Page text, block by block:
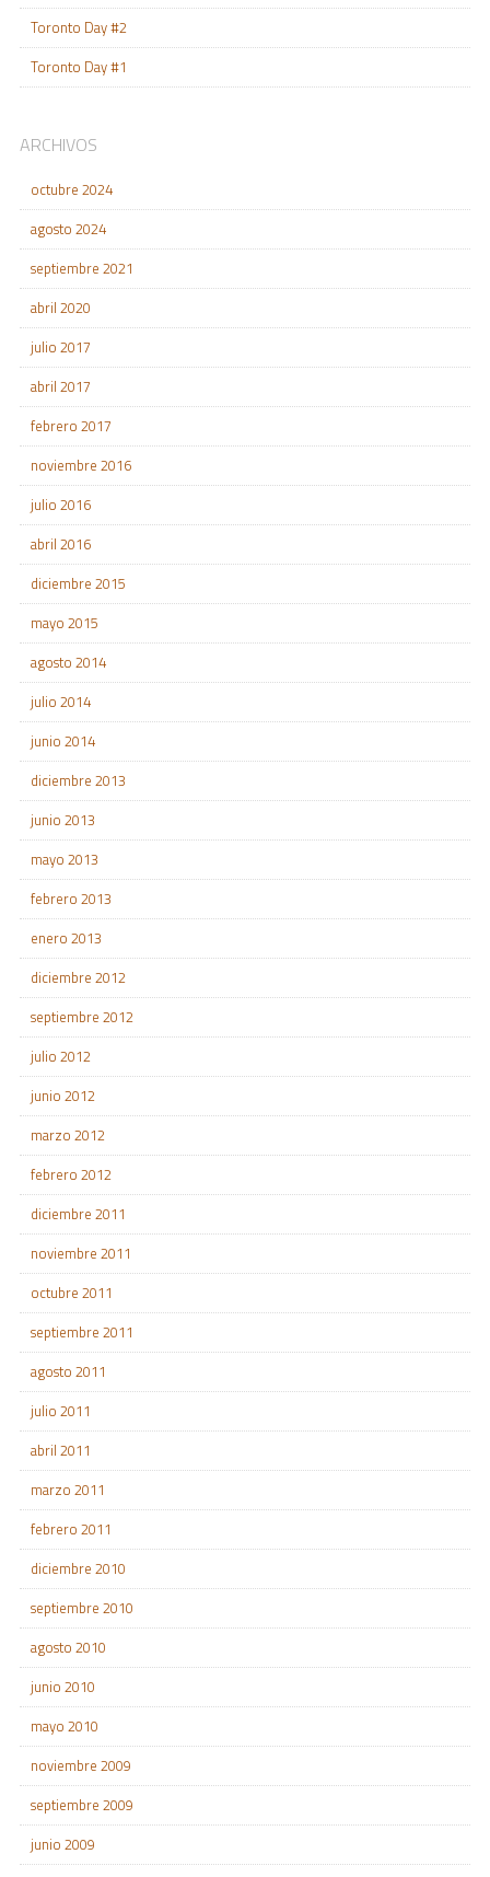
Toronto Day #2
Toronto Day #1
ARCHIVOS
octubre 2024
agosto 2024
septiembre 2021
abril 2020
julio 2017
abril 2017
febrero 2017
noviembre 2016
julio 2016
abril 2016
diciembre 2015
mayo 2015
agosto 2014
julio 2014
junio 2014
diciembre 2013
junio 2013
mayo 2013
febrero 2013
enero 2013
diciembre 2012
septiembre 2012
julio 2012
junio 2012
marzo 2012
febrero 2012
diciembre 2011
noviembre 2011
octubre 2011
septiembre 2011
agosto 2011
julio 2011
abril 2011
marzo 2011
febrero 2011
diciembre 2010
septiembre 2010
agosto 2010
junio 2010
mayo 2010
noviembre 2009
septiembre 2009
junio 2009